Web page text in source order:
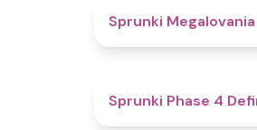
Sprunki Megalovania
Sprunki Phase 4